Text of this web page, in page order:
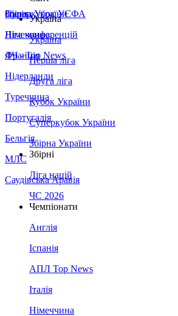
Збірна України
Італія
Німеччина
Франція
Нідерланди
Туреччина
Португалія
Бельгія
МЛС
Саудівська Аравія
Суперкубок УЄФА
Ліга конференцій
ЛЧ - Top News
Україна
Україна
Перша ліга
Друга ліга
Кубок України
Суперкубок України
Збірна України
Збірні
Ліга націй
ЧС 2026
Чемпіонати
Англія
Іспанія
АПЛ Top News
Італія
Німеччина